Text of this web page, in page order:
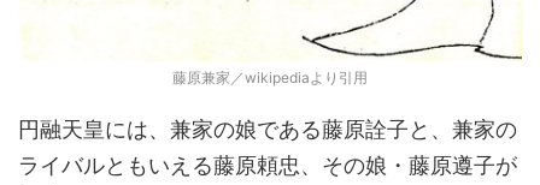
藤原兼家／wikipediaより引用
円融天皇には、兼家の娘である藤原詮子と、兼家の
ライバルともいえる藤原頼忠、その娘・藤原遵子が